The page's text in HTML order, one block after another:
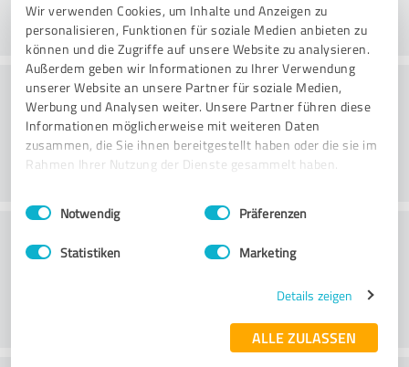
Wir verwenden Cookies, um Inhalte und Anzeigen zu
personalisieren, Funktionen für soziale Medien anbieten zu
können und die Zugriffe auf unsere Website zu analysieren.
Außerdem geben wir Informationen zu Ihrer Verwendung
unserer Website an unsere Partner für soziale Medien,
Werbung und Analysen weiter. Unsere Partner führen diese
Informationen möglicherweise mit weiteren Daten
zusammen, die Sie ihnen bereitgestellt haben oder die sie im
Rahmen Ihrer Nutzung der Dienste gesammelt haben.
Impressum Datenschutzbestimmungen
Einwilligungsauswahl
Notwendig Präferenzen
Statistiken Marketing
Details zeigen
ALLE ZULASSEN
Väärtus